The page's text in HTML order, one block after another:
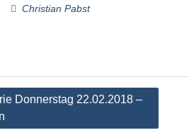
Christian Pabst
Donnerstag 22.02.2018 –